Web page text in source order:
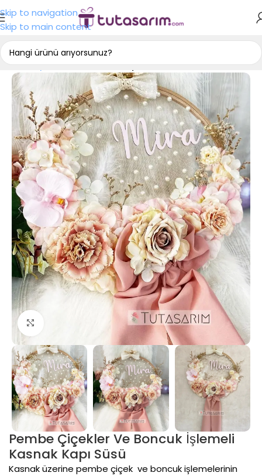
Skip to navigation
Skip to main content
Ana Sayfa Bebek Odası Kapı Süsü
Pembe Çiçekler Ve Boncuk İşlemeli
Kasnak Kapı Süsü
Kasnak üzerine pembe çiçek ve boncuk işlemelerinin